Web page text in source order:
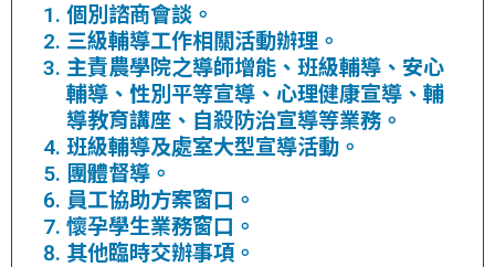
個別諮商會談。
三級輔導工作相關活動辦理。
主責農學院之導師增能、班級輔導、安心
輔導、性別平等宣導、心理健康宣導、輔
導教育講座、自殺防治宣導等業務。
班級輔導及處室大型宣導活動。
團體督導。
員工協助方案窗口。
懷孕學生業務窗口。
其他臨時交辦事項。